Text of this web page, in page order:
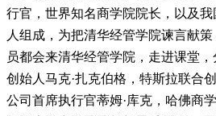
行官，世界知名商学院院长，以及
人组成，为把清华经管学院谏言献
员都会来清华经管学院，走进课堂，
创始人马克·扎克伯格，特斯拉联合
公司首席执行官蒂姆·库克，哈佛商